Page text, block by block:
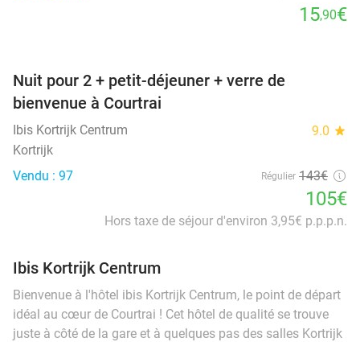
15,90€
Nuit pour 2 + petit-déjeuner + verre de
bienvenue à Courtrai
Ibis Kortrijk Centrum 9.0 star
Kortrijk
Vendu : 97
Régulier 143€
105€
Hors taxe de séjour d'environ 3,95€ p.p.p.n.
Ibis Kortrijk Centrum
Bienvenue à l'hôtel ibis Kortrijk Centrum, le point de départ
idéal au cœur de Courtrai ! Cet hôtel de qualité se trouve
juste à côté de la gare et à quelques pas des salles Kortrijk